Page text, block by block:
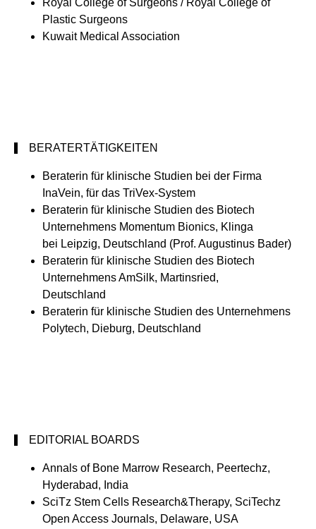
Royal College of Surgeons / Royal College of
Plastic Surgeons
Kuwait Medical Association
BERATERTÄTIGKEITEN
Beraterin für klinische Studien bei der Firma
InaVein, für das TriVex-System
Beraterin für klinische Studien des Biotech
Unternehmens Momentum Bionics, Klinga
bei Leipzig, Deutschland (Prof. Augustinus Bader)
Beraterin für klinische Studien des Biotech
Unternehmens AmSilk, Martinsried,
Deutschland
Beraterin für klinische Studien des Unternehmens
Polytech, Dieburg, Deutschland
EDITORIAL BOARDS
Annals of Bone Marrow Research, Peertechz,
Hyderabad, India
SciTz Stem Cells Research&Therapy, SciTechz
Open Access Journals, Delaware, USA